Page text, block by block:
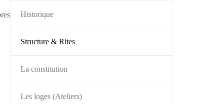
Historique
Structure & Rites
La constitution
Les loges (Ateliers)